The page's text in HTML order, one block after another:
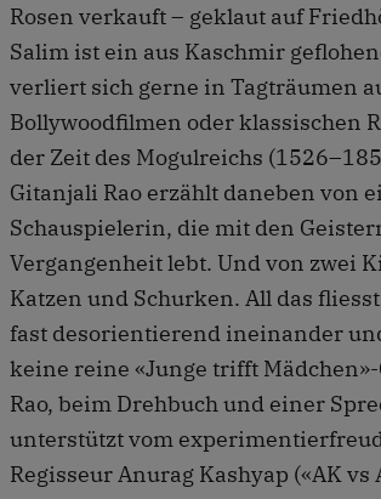
Rosen verkauft – geklaut auf
Salim ist ein aus Kaschmir
verliert sich gerne in Tagträumen
Bollywoodfilmen oder klassischen
der Zeit des Mogulreichs
Gitanjali Rao erzählt daneben von
Schauspielerin, die mit den
Vergangenheit lebt. Und von zwei
Katzen und Schurken. All das
fast desorientierend ineinander
keine reine «Junge trifft
Rao, beim Drehbuch und einer
unterstützt vom
Regisseur Anurag Kashyap («AK vs